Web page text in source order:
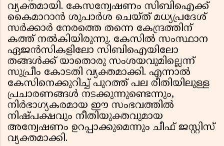
വ്യക്തമായി. കേസന്വേഷണം സിബിഐക്ക്
കൈമാറാൻ ശുപാർശ ചെയ്ത് മധ്യപ്രദേശ്
സർക്കാർ നേരത്തെ തന്നെ കേന്ദ്രത്തിന്
കത്ത് നൽകിയിരുന്നു. കേസിൽ സംസ്ഥാന
ഏജൻസികളിലോ സിബിഐയിലോ
തങ്ങൾക്ക് യാതൊരു സംശയവുമില്ലെന്ന്
സുപ്രീം കോടതി വ്യക്തമാക്കി. എന്നാൽ
കേസിനെക്കുറിച്ച് പുറത്ത് പല രീതിയിലുള്ള
പ്രചാരണങ്ങൾ നടക്കുന്നുണ്ടെന്നും,
നിർഭാഗ്യകരമായ ഈ സംഭവത്തിൽ
നിഷ്പക്ഷവും നീതിയുക്തവുമായ
അന്വേഷണം ഉറപ്പാക്കുമെന്നും ചീഫ് ജസ്റ്റിസ്
വ്യക്തമാക്കി.